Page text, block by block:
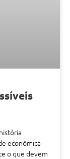
econômica
o que devem